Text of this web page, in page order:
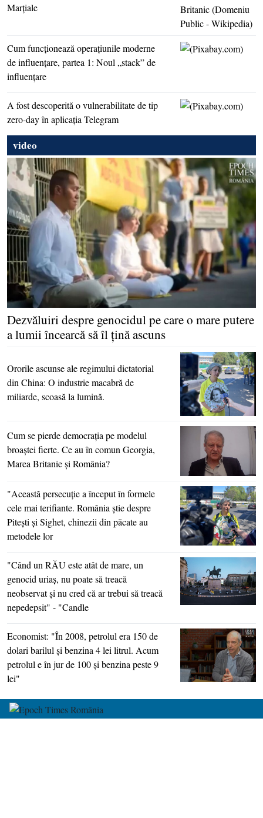
Marţiale
Cum funcţionează operaţiunile moderne
de influenţare, partea 1: Noul „stack” de
influenţare
A fost descoperită o vulnerabilitate de tip
zero-day în aplicaţia Telegram
video
Dezvăluiri despre genocidul pe care o mare putere
a lumii încearcă să îl ţină ascuns
Ororile ascunse ale regimului dictatorial
din China: O industrie macabră de
miliarde, scoasă la lumină.
Cum se pierde democraţia pe modelul
broaştei fierte. Ce au în comun Georgia,
Marea Britanie şi România?
"Această persecuţie a început în formele
cele mai terifiante. România ştie despre
Piteşti şi Sighet, chinezii din păcate au
metodele lor
"Când un RĂU este atât de mare, un
genocid uriaş, nu poate să treacă
neobservat şi nu cred că ar trebui să treacă
nepedepsit" - "Candle
Economist: "În 2008, petrolul era 150 de
dolari barilul şi benzina 4 lei litrul. Acum
petrolul e în jur de 100 şi benzina peste 9
lei"